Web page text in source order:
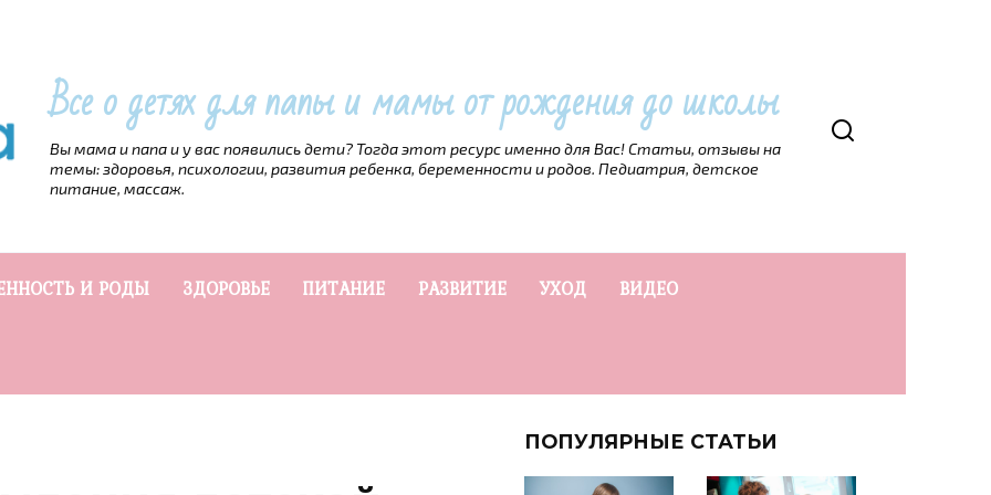
Все о детях для папы и мамы от рождения до школы
Вы мама и папа и у вас появились дети? Тогда этот ресурс именно для Вас! Статьи, отзывы на
темы: здоровья, психологии, развития ребенка, беременности и родов. Педиатрия, детское
питание, массаж.
И РОДЫ ЗДОРОВЬЕ ПИТАНИЕ РАЗВИТИЕ УХОД ВИДЕО
ПОПУЛЯРНЫЕ СТАТЬИ